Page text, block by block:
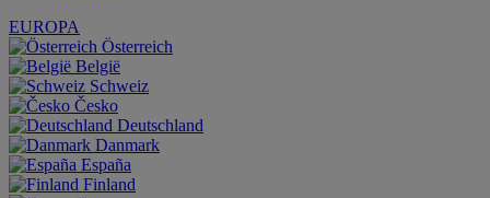
EUROPA
Österreich
België
Schweiz
Česko
Deutschland
Danmark
España
Finland